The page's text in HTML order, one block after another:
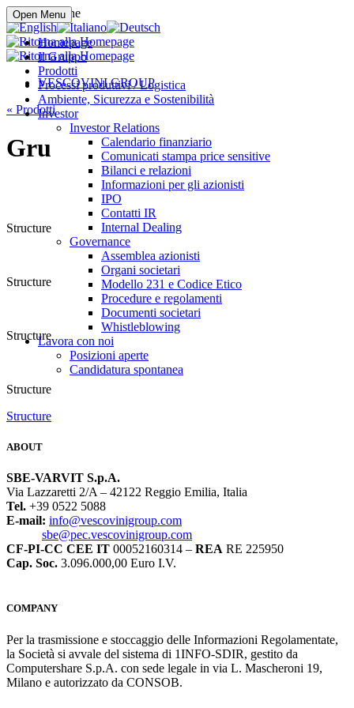
Open Menu
Homepage
Il Gruppo
Prodotti
Processi produttivi / Logistica
Ambiente, Sicurezza e Sostenibilità
Investor
Investor Relations
Calendario finanziario
Comunicati stampa price sensitive
Bilanci e relazioni
Informazioni per gli azionisti
IPO
Contatti IR
Internal Dealing
Governance
Assemblea azionisti
Organi societari
Modello 231 e Codice Etico
Procedure e regolamenti
Documenti societari
Whistleblowing
Lavora con noi
Posizioni aperte
Candidatura spontanea
Compra online
VESCOVINI GROUP
« Prodotti
Gru
Structure
Structure
Structure
Structure
Structure
ABOUT
SBE-VARVIT S.p.A.
Via Lazzaretti 2/A – 42122 Reggio Emilia, Italia
Tel. +39 0522 5088
E-mail: info@vescovinigroup.com
sbe@pec.vescovinigroup.com
CF-PI-CC CEE IT 00052160314 – REA RE 225950
Cap. Soc. 3.096.000,00 Euro I.V.
COMPANY
Per la trasmissione e stoccaggio delle Informazioni Regolamentate,
la Società si avvale del sistema di 1INFO-SDIR, gestito da
Computershare S.p.A. con sede legale in via L. Mascheroni 19,
Milano e autorizzato da CONSOB.